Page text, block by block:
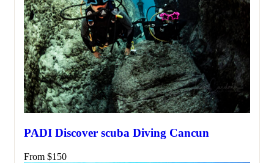
PADI Discover scuba Diving Cancun
From $150